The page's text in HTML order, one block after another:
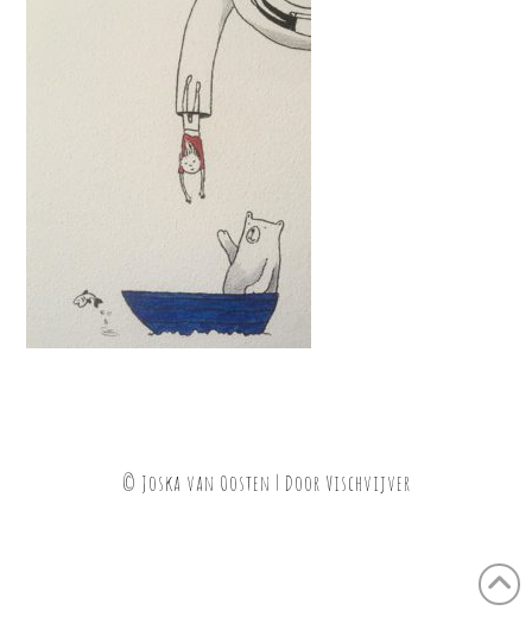
© Joska van Oosten | Door Vischvijver